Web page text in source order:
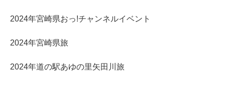
2024年宮崎県おっ!チャンネルイベント
2024年宮崎県旅
2024年道の駅あゆの里矢田川旅